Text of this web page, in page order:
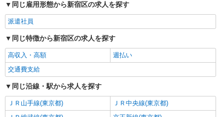
同じ雇用形態から新宿区の求人を探す
派遣社員
同じ特徴から新宿区の求人を探す
高収入・高額
週払い
交通費支給
同じ沿線・駅から求人を探す
ＪＲ山手線(東京都)
ＪＲ中央線(東京都)